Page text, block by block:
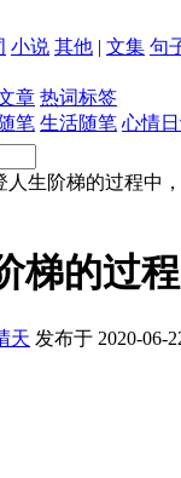
小说 其他 | 文集 句
章 热词标签
笔 生活随笔 心情
人生阶梯的过程中
梯的过
天 发布于 2020-06-